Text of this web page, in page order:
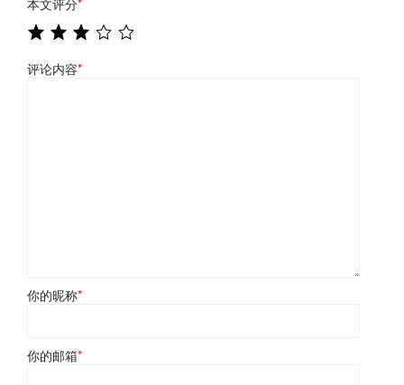
本文评分*
评论内容*
你的昵称*
你的邮箱*